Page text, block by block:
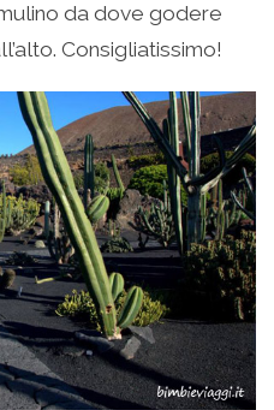
da dove godere
Consigliatissimo!